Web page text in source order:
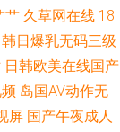
区二区 国际大香蕉
黄篇 91rp爆 91婷色
艹 久草网在线 18
韩日爆乳无码三级
日韩欧美在线国产
岛国AV动作无
屏 国产午夜成人